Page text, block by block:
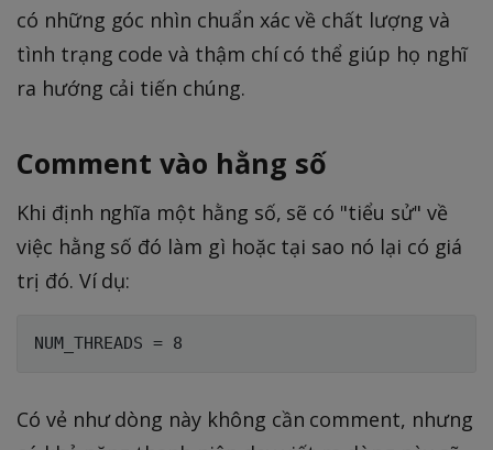
có những góc nhìn chuẩn xác về chất lượng và
tình trạng code và thậm chí có thể giúp họ nghĩ
ra hướng cải tiến chúng.
Comment vào hằng số
Khi định nghĩa một hằng số, sẽ có "tiểu sử" về
việc hằng số đó làm gì hoặc tại sao nó lại có giá
trị đó. Ví dụ:
Có vẻ như dòng này không cần comment, nhưng